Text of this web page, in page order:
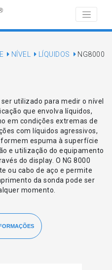
NÍVEL LÍQUIDOS NG8000
utilizado para medir o nível
que envolva líquidos,
em condições extremas de
com líquidos agressivos,
espuma à superfície
e utilização do equipamento
do display. O NG 8000
ou cabo de aço e permite
da sonda pode ser
momento.